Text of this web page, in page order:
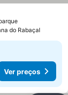
Ver preços
do Rabaçal
Ver preços